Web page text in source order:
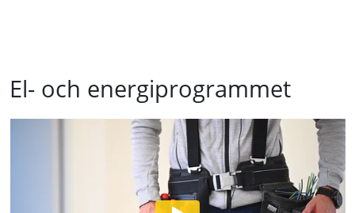
El- och energiprogrammet